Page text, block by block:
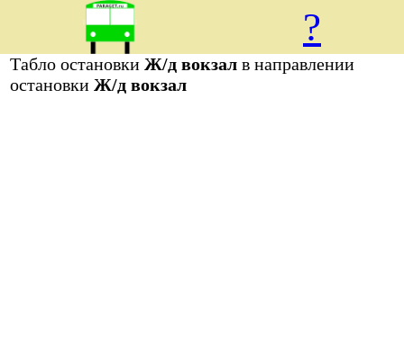
?
Табло остановкиЖ/д вокзалв направлении
остановкиЖ/д вокзал